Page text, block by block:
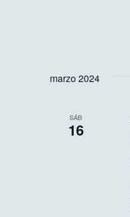
marzo 2024
SÁB
16